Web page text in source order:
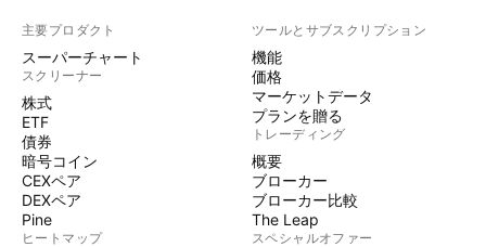
主要プロダクト
スーパーチャート
スクリーナー
株式
ETF
債券
暗号コイン
CEXペア
DEXペア
Pine
ヒートマップ
ツールとサブスクリプション
機能
価格
マーケットデータ
プランを贈る
トレーディング
概要
ブローカー
ブローカー比較
The Leap
スペシャルオファー